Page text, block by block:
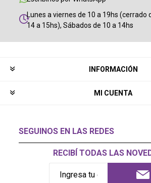
Lunes a viernes de 10 a 19hs (cerrado
14 a 15hs), Sábados de 10 a 14hs
INFORMACIÓN
MI CUENTA
SEGUINOS EN LAS REDES
RECIBÍ TODAS LAS